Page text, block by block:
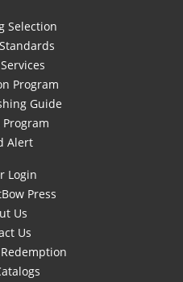
Selection
Program
Guide
Alert
Login
Press
Us
Us